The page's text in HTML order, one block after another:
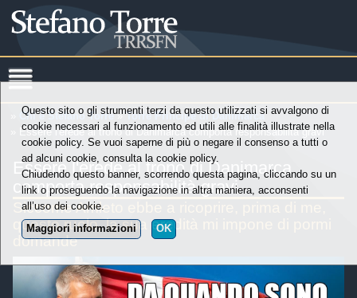
Chi è Stefano Torre »Torre Principe di Danimarca
» Essere l'erede al trono di Danimarca comporta responsabilità gravi
Essere l'erede al trono di Danimarca
comporta responsabilità gravi
Siccome Amleto ebbe a ricoprire, prima di me,
questo ruolo, la sua eredità mi impone di pormi
domande
Questo sito o gli strumenti terzi da questo utilizzati si avvalgono di
cookie necessari al funzionamento ed utili alle finalità illustrate nella
cookie policy. Se vuoi saperne di più o negare il consenso a tutti o
ad alcuni cookie, consulta la cookie policy.
Chiudendo questo banner, scorrendo questa pagina, cliccando su un
link o proseguendo la navigazione in altra maniera, acconsenti
all’uso dei cookie.
Maggiori informazioni
OK